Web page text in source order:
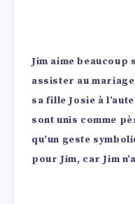
Jim aime beaucoup
assister au
sa fille Josie à
sont unis comme
qu’un geste
pour Jim, car Jim